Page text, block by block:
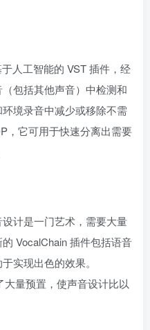
人工智能的 VST 插件，经
包括其他声音）中检测和
境录音中减少或移除不需
，它可用于快速分离出需要
计是一门艺术，需要大量
VocalChain 插件包括语音
实现出色的效果。
大量预置，使声音设计比以